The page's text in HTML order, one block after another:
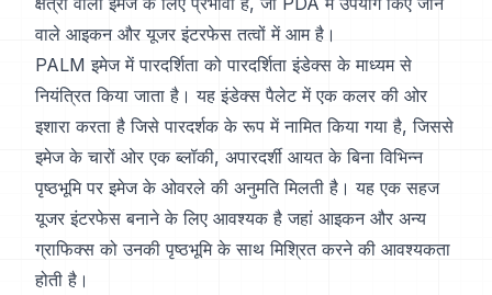
वाले आइकन और यूजर इंटरफेस तत्वों में आम है।
PALM इमेज में पारदर्शिता को पारदर्शिता इंडेक्स के माध्यम से
नियंत्रित किया जाता है। यह इंडेक्स पैलेट में एक कलर की ओर
इशारा करता है जिसे पारदर्शक के रूप में नामित किया गया है, जिससे
इमेज के चारों ओर एक ब्लॉकी, अपारदर्शी आयत के बिना विभिन्न
पृष्ठभूमि पर इमेज के ओवरले की अनुमति मिलती है। यह एक सहज
यूजर इंटरफेस बनाने के लिए आवश्यक है जहां आइकन और अन्य
ग्राफिक्स को उनकी पृष्ठभूमि के साथ मिश्रित करने की आवश्यकता
होती है।